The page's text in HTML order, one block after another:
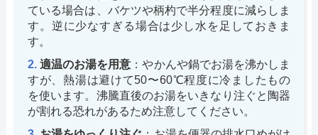
ている場合は、バケツや柄杓で半分程度に減らしま
す。逆に少なすぎる場合は少し水を足しておきま
す。
適温のお湯を用意 ：やかんや鍋でお湯を沸かしま
すが、熱湯は避けて50〜60℃程度に冷ましたもの
を使います。沸騰直後のお湯をいきなり注ぐと陶器
が割れる恐れがあるため注意してください。